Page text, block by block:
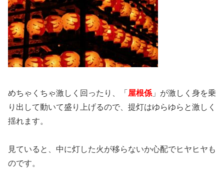
めちゃくちゃ激しく回ったり、「 屋根係 」が激しく身を乗
り出して動いて盛り上げるので、提灯はゆらゆらと激しく
揺れます。
見ていると、中に灯した火が移らないか心配でヒヤヒヤも
のです。